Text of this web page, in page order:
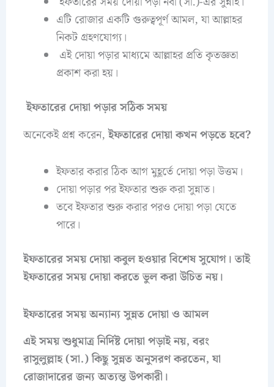
এটি রোজার একটি গুরুত্বপূর্ণ আমল, যা আল্লাহর
নিকট গ্রহণযোগ্য।
এই দোয়া পড়ার মাধ্যমে আল্লাহর প্রতি কৃতজ্ঞতা
প্রকাশ করা হয়।
ইফতারের দোয়া পড়ার সঠিক সময়
অনেকেই প্রশ্ন করেন,ইফতারের দোয়া কখন পড়তে হবে?
ইফতার করার ঠিক আগ মুহূর্তে দোয়া পড়া উত্তম।
দোয়া পড়ার পর ইফতার শুরু করা সুন্নাত।
তবে ইফতার শুরু করার পরও দোয়া পড়া যেতে
পারে।
ইফতারের সময় দোয়া কবুল হওয়ার বিশেষ সুযোগ। তাই
ইফতারের সময় দোয়া করতে ভুল করা উচিত নয়।
ইফতারের সময় অন্যান্য সুন্নত দোয়া ও আমল
এই সময় শুধুমাত্র নির্দিষ্ট দোয়া পড়াই নয়, বরং
রাসুলুল্লাহ (সা.) কিছু সুন্নত অনুসরণ করতেন, যা
রোজাদারের জন্য অত্যন্ত উপকারী।